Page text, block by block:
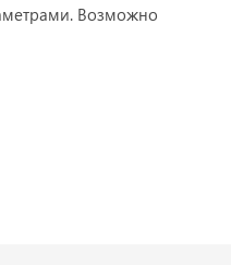
Возможно